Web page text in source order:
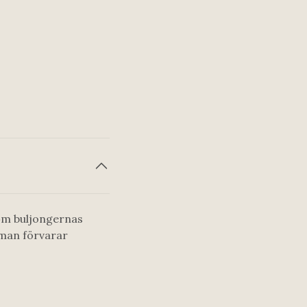
buljongernas
förvarar